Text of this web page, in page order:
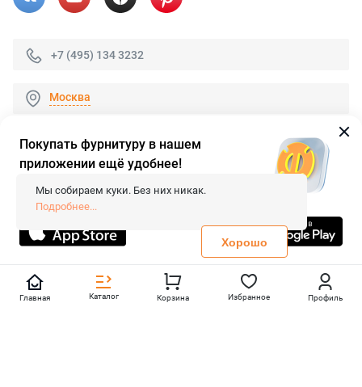
+7 (495) 134 3232
Москва
© 2026 «FieraShop.ru»
Сопровождение сайта
- Вебформат.
Все права защищены.
Не является публичной офертой
Политика конфиденциальности
Главная Каталог Корзина Избранное Профиль
Покупать фурнитуру в нашем
приложении ещё удобнее!
Мы собираем куки. Без них никак.
Подробнее...
Хорошо